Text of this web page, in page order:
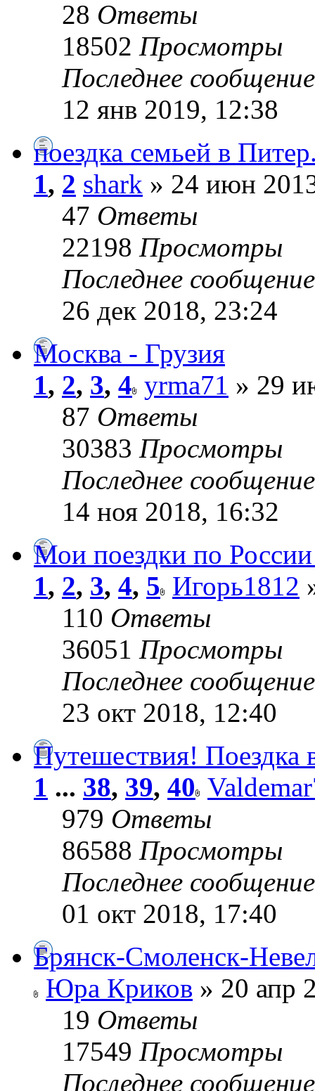
28 Ответы
18502 Просмотры
Последнее
12 янв 2019, 12:38
поездка семьей в
1, 2 shark » 24 июн
47 Ответы
22198 Просмотры
Последнее
26 дек 2018, 23:24
Москва - Грузия
1, 2, 3, 4 yrma71 » 29
87 Ответы
30383 Просмотры
Последнее
14 ноя 2018, 16:32
Мои поездки по
1, 2, 3, 4, 5 Игорь1812
110 Ответы
36051 Просмотры
Последнее
23 окт 2018, 12:40
Путешествия!
1 ... 38, 39, 40
979 Ответы
86588 Просмотры
Последнее
01 окт 2018, 17:40
Брянск-Смоленск-
Юра Криков » 20 апр
19 Ответы
17549 Просмотры
Последнее